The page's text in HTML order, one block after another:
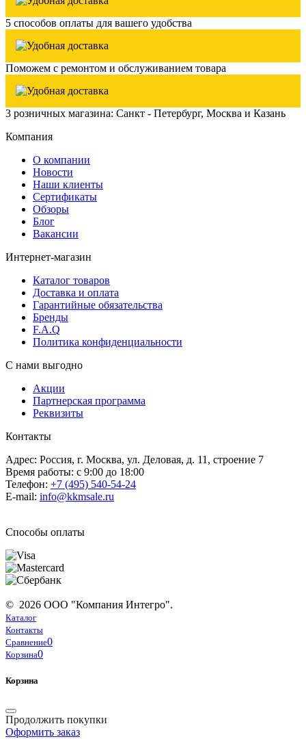
5 способов оплаты для вашего удобства
Поможем с ремонтом и обслуживанием товара
3 розничных магазина: Санкт - Петербург, Москва и Казань
Компания
О компании
Новости
Наши клиенты
Сертификаты
Обзоры
Блог
Вакансии
Интернет-магазин
Каталог товаров
Доставка и оплата
Гарантийные обязательства
Бренды
F.A.Q
Политика конфиденциальности
С нами выгодно
Акции
Партнерская программа
Реквизиты
Контакты
Адрес: Россия, г. Москва, ул. Деловая, д. 11, строение 7
Время работы: с 9:00 до 18:00
Телефон: +7 (495) 540-54-24
E-mail: info@kkmsale.ru
Способы оплаты
© 2026 ООО "Компания Интегро".
Каталог
Контакты
Сравнение0
Корзина0
Корзина
Продолжить покупки
Оформить заказ